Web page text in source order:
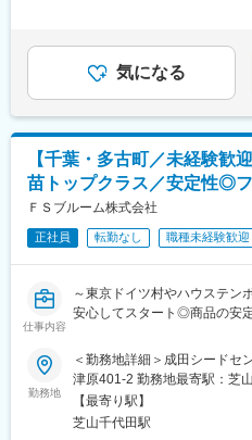
変更の範囲：無
カワサキグループ全体の経理
ープ企業の経理担当としてご
・勘定科目内訳の確認業務
・月次・年次決算に関する資
・顧問税理士とのやり取り
入社後はOJTで日次業務を習
と段階的にお任せしていきま
■配属部署
男性4名、女性3名の計7名（
部長1名／係長2名／主任1名
経理職のスペシャリストを目
ントを
主任→係長→課長→部長と明
金額であり、選考を通じて
は固定手当を含めた表記です。
気になる
【千葉・多古町／未経験歓
苗トップクラス／安定性◎
ＦＳブルーム株式会社
正社員 転勤なし 職種未経験歓迎
仕事内容
～東京ドイツ村やハウステン
安心してスタート◎商品の安
ラス企業～
■業務概要
フマキラーグループの花卉種
Procurement部門のメンバー
勤務地
＜勤務地詳細＞成田シードセ
津原401-2 勤務地最寄駅：芝
策：屋内全面禁煙変更の範囲
【最寄り駅】
芝山千代田駅